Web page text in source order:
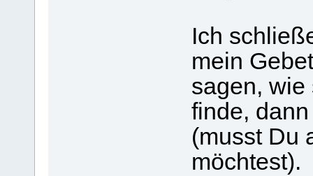
Ich
mein
sagen, wie
finde,
(musst Du
möchtest).